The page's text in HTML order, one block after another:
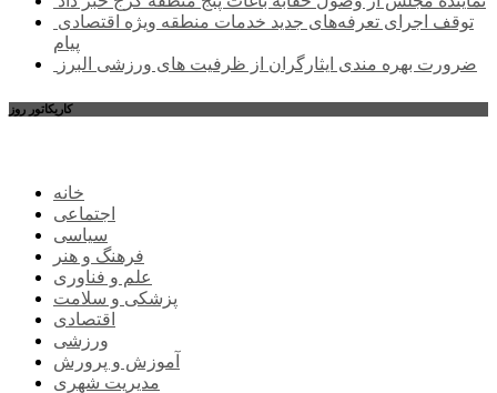
پیام
ضرورت بهره مندی ایثارگران از ظرفیت های ورزشی البرز
کاریکاتور روز
خانه
اجتماعی
سیاسی
فرهنگ و هنر
علم و فناوری
پزشکی و سلامت
اقتصادی
ورزشی
آموزش و پرورش
مدیریت شهری